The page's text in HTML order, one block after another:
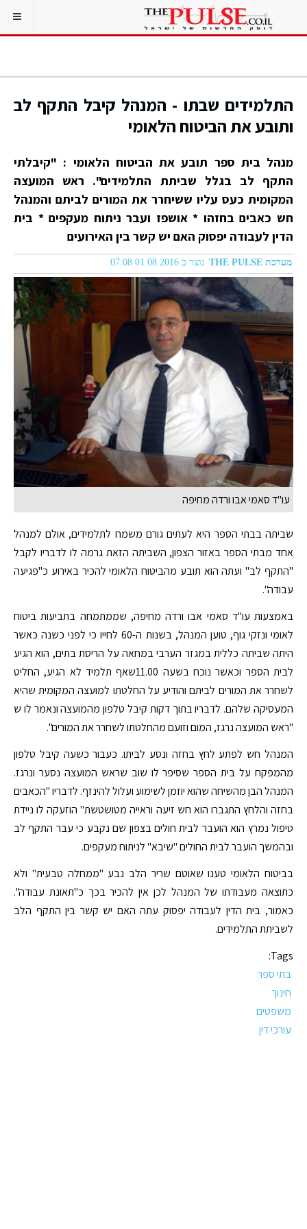
התלמידים שבתו - המנהל קיבל התקף לב
ותובע את הביטוח הלאומי
מנהל בית ספר תובע את הביטוח הלאומי : "קיבלתי
התקף לב בגלל שביתת התלמידים". ראש המועצה
המקומית כעס עליו ששיחרר את המורים לביתם והמנהל
חש כאבים בחזהו * אושפז ועבר ניתוח מעקפים * בית
הדין לעבודה יפסוק האם יש קשר בין האירועים
מערכת THE PULSE נוצר ב 01.08.2016 07:08
עו"ד סאמי אבו ורדה מחיפה
שביתה בבתי הספר היא לעתים גורם משמח לתלמידים, אולם למנהל
אחד מבתי הספר באזור הצפון, השביתה הזאת גרמה לו לדבריו לקבל
"התקף לב" ועתה הוא תובע מהביטוח הלאומי להכיר באירוע כ"פגיעה
עבודה".
באמצעות עו"ד סאמי אבו ורדה מחיפה, שממתמחה בתביעות ביטוח
לאומי ונזקי גוף, טוען המנהל, בשנות ה-60 לחייו כי לפני כשנה כאשר
היתה שביתה כללית במגזר הערבי במחאה על הריסת בתים, הוא הגיע
לבית הספר וכאשר נוכח בשעה 11.00שאף תלמיד לא הגיע, החליט
לשחרר את המורים לביתם והודיע על החלטתו למועצה המקומית שהיא
המעסיקה שלהם. לדבריו בתוך דקות קיבל טלפון מהמועצה ונאמר לו ש
"ראש המועצה נרגז, המום וזועם מהחלטתו לשחרר את המורים".
המנהל חש לפתע לחץ בחזה ונסע לביתו. כעבור כשעה קיבל טלפון
מהמפקח על בית הספר שסיפר לו שוב שראש המועצה נסער ונרגז.
המנהל הבן מהשיחה שהוא יוזמן לשימוע ועלול להינזף. לדבריו "הכאבים
בחזה והלחץ התגברו הוא חש זיעה וראייה מטושטשת" הוזעקה לו ניידת
טיפול נמרץ הוא הועבר לבית חולים בצפון שם נקבע כי עבר התקף לב
ובהמשך הועבר לבית החולים "שיבא" לניתוח מעקפים.
בביטוח הלאומי טענו שאוטם שריר הלב נבע "ממחלה טבעית" ולא
כתוצאה מעבודתו של המנהל לכן אין להכיר בכך כ"תאונת עבודה".
כאמור, בית הדין לעבודה יפסוק עתה האם יש קשר בין התקף הלב
לשביתת התלמידים.
Tags:
בתי ספר
חינוך
משפטים
עורכי דין